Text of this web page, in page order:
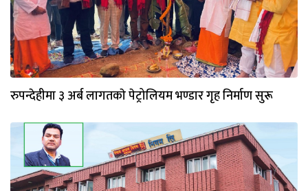
रुपन्देहीमा ३ अर्ब लागतकाे पेट्रोलियम भण्डार गृह निर्माण सुरू